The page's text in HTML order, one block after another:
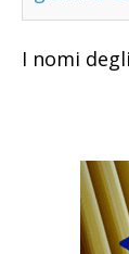
I nomi